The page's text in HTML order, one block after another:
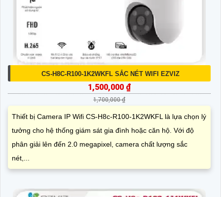
CS-H8C-R100-1K2WKFL SẮC NÉT WIFI EZVIZ
1,500,000 ₫
1,700,000 ₫
Thiết bị Camera IP Wifi CS-H8c-R100-1K2WKFL là lựa chọn lý
tưởng cho hệ thống giám sát gia đình hoặc căn hộ. Với độ
phân giải lên đến 2.0 megapixel, camera chất lượng sắc
nét,...